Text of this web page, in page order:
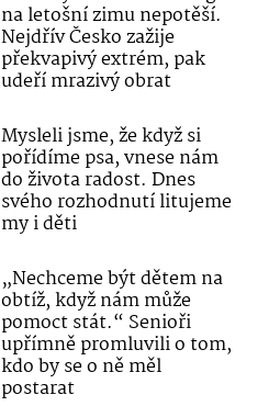
na letošní zimu nepotěší.
Nejdřív Česko zažije
překvapivý extrém, pak
udeří mrazivý obrat
Mysleli jsme, že když si
pořídíme psa, vnese nám
do života radost. Dnes
svého rozhodnutí litujeme
my i děti
„Nechceme být dětem na
obtíž, když nám může
pomoct stát.“ Senioři
upřímně promluvili o tom,
kdo by se o ně měl
postarat